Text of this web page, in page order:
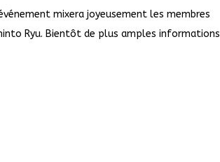
mixera joyeusement les membres
Ryu. Bientôt de plus amples informations